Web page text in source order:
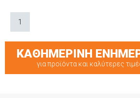
1
ΚΑΘΗΜΕΡΙΝΗ
για προϊόντα και καλύτερες